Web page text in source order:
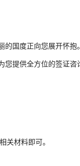
的国度正向您展开怀
您提供全方位的签证咨
关材料即可。